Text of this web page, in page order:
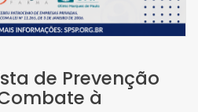
de Prevenção
à